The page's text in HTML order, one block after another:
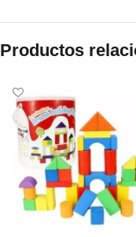
Productos